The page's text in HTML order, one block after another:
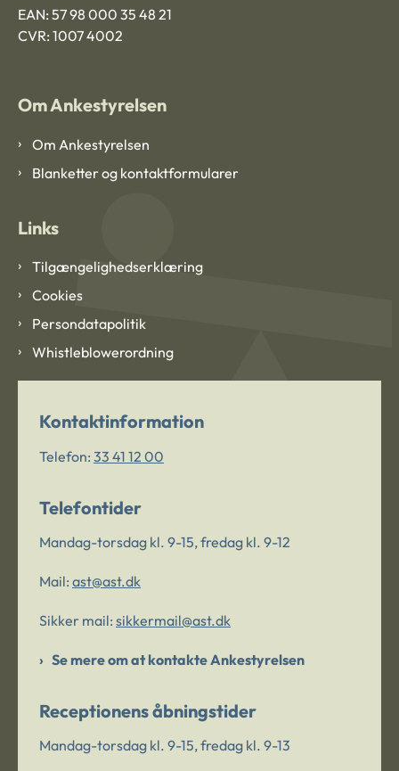
EAN: 57 98 000 35 48 21
CVR: 1007 4002
Om Ankestyrelsen
Om Ankestyrelsen
Blanketter og kontaktformularer
Links
Tilgængelighedserklæring
Cookies
Persondatapolitik
Whistleblowerordning
Kontaktinformation
Telefon: 33 41 12 00
Telefontider
Mandag-torsdag kl. 9-15, fredag kl. 9-12
Mail: ast@ast.dk
Sikker mail: sikkermail@ast.dk
Se mere om at kontakte Ankestyrelsen
Receptionens åbningstider
Mandag-torsdag kl. 9-15, fredag kl. 9-13